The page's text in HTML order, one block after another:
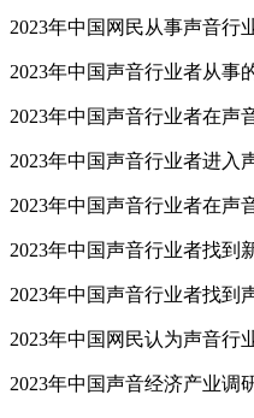
2023年中国网民从事声音行
2023年中国声音行业者从事
2023年中国声音行业者在声
2023年中国声音行业者进入
2023年中国声音行业者在声
2023年中国声音行业者找到
2023年中国声音行业者找到
2023年中国网民认为声音行
2023年中国声音经济产业调